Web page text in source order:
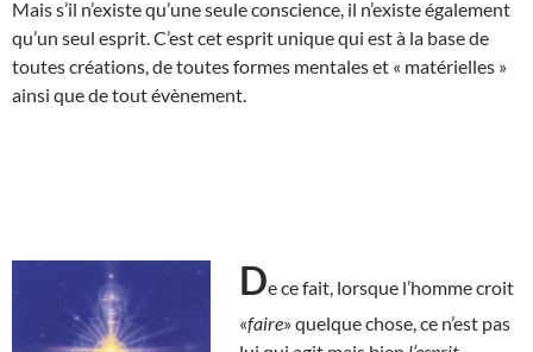
Mais s’il n’existe qu’une seule conscience, il n’existe également
qu’un seul esprit. C’est cet esprit unique qui est à la base de
toutes créations, de toutes formes mentales et « matérielles »
ainsi que de tout évènement.
De ce fait, lorsque l’homme croit
«faire» quelque chose, ce n’est pas